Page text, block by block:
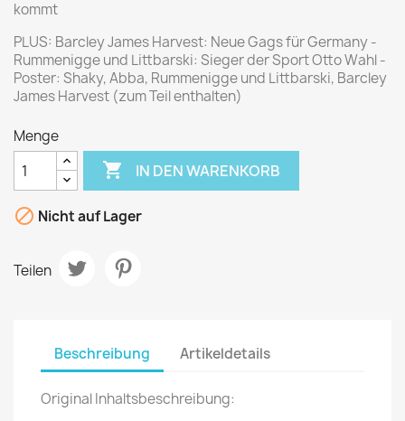
kommt
PLUS: Barcley James Harvest: Neue Gags für Germany -
Rummenigge und Littbarski: Sieger der Sport Otto Wahl -
Poster: Shaky, Abba, Rummenigge und Littbarski, Barcley
James Harvest (zum Teil enthalten)
Menge
 IN DEN WARENKORB
 Nicht auf Lager
Teilen
Beschreibung Artikeldetails
Original Inhaltsbeschreibung: